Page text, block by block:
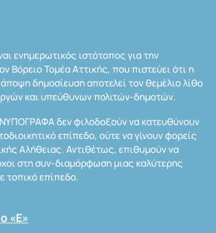
ενημερωτικός ιστότοπος για την
Βόρειο Τομέα Αττικής, που πιστεύει ότι η
δημοσίευση αποτελεί τον θεμέλιο λίθο
και υπεύθυνων πολιτών-δημοτών.
δεν φιλοδοξούν να κατευθύνουν
επίπεδο, ούτε να γίνουν φορείς
Αλήθειας. Αντιθέτως, επιθυμούν να
στη συν-διαμόρφωση μιας καλύτερης
τοπικό επίπεδο.
«Ε»